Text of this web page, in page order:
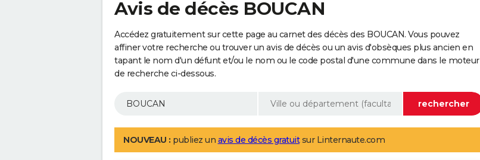
Avis de décès BOUCAN
Accédez gratuitement sur cette page au carnet des décès des BOUCAN. Vous pouvez
affiner votre recherche ou trouver un avis de décès ou un avis d'obsèques plus ancien en
tapant le nom d'un défunt et/ou le nom ou le code postal d'une commune dans le moteur
de recherche ci-dessous.
NOUVEAU : publiez un avis de décès gratuitsur Linternaute.com